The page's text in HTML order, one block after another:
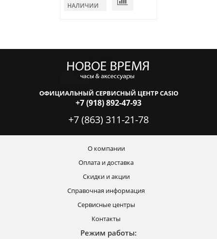
НАЛИЧИИ
ОФИЦИАЛЬНЫЙ СЕРВИСНЫЙ ЦЕНТР CASIO
+7 (918) 892-47-93
+7 (863) 311-21-78
О компании
Оплата и доставка
Скидки и акции
Справочная информация
Сервисные центры
Контакты
Режим работы: